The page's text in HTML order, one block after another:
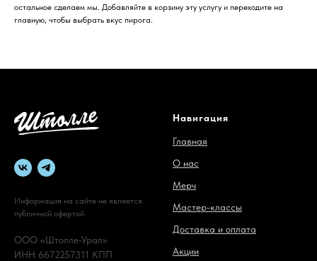
остальное сделаем мы. Добавляйте в корзину эту услугу и переходите на
главную, чтобы выбрать вкус пирога.
Информация на сайте не является
публичной офертой
ООО «Штолле-Урал»
ИНН 6672257311 КПП
Навигация
Главная
О нас
Мерч
Мастер-классы
Доставка и оплата
Акции